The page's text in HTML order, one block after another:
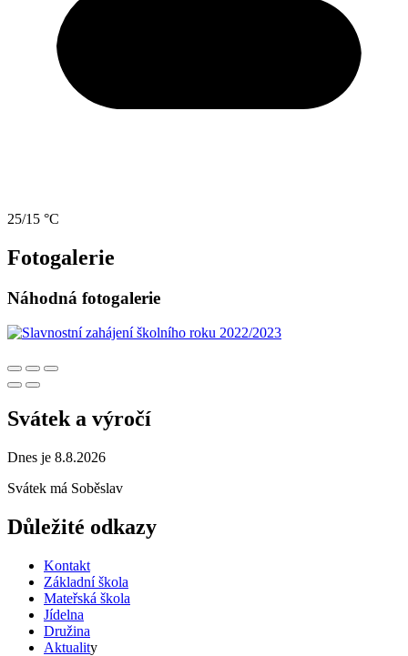
25/15 °C
Fotogalerie
Náhodná fotogalerie
Svátek a výročí
Dnes je 8.8.2026
Svátek má Soběslav
Důležité odkazy
Kontakt
Základní škola
Mateřská škola
Jídelna
Družina
Aktuality